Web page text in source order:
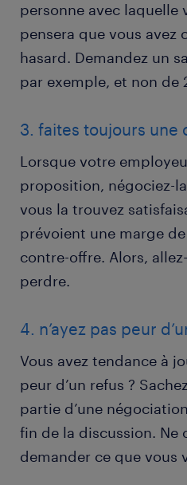
personne avec laquelle
pensera que vous avez
hasard. Demandez un
par exemple, et non de
3. faites toujours une
Lorsque votre
proposition, négociez-
vous la trouvez
prévoient une marge
contre-offre. Alors,
perdre.
4. n’ayez pas peur
Vous avez tendance à
peur d’un refus ?
partie d’une
fin de la discussion. Ne
demander ce que vous